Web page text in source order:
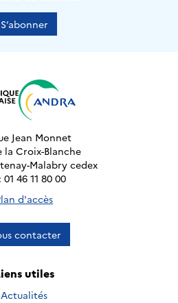
S’abonner
Jean Monnet
la Croix-Blanche
Malabry cedex
01 46 11 80 00
d'accès
contacter
utiles
Actualités